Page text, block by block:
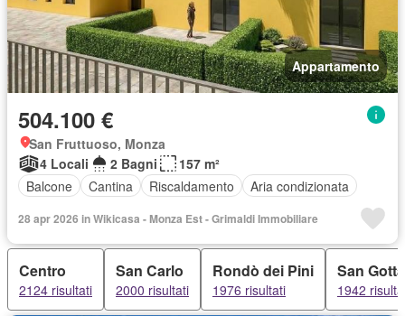
Appartamento
504.100 €
San Fruttuoso, Monza
4 Locali
2 Bagni
157 m²
Balcone
Cantina Riscaldamento Aria condizionata
28 apr 2026 in Wikicasa - Monza Est - Grimaldi Immobiliare
Centro
2124 risultati
San Carlo
2000 risultati
Rondò dei Pini
1976 risultati
San
1942